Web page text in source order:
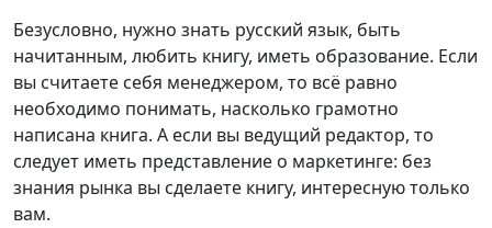
Безусловно, нужно знать русский язык, быть
начитанным, любить книгу, иметь образование. Если
вы считаете себя менеджером, то всё равно
необходимо понимать, насколько грамотно
написана книга. А если вы ведущий редактор, то
следует иметь представление о маркетинге: без
знания рынка вы сделаете книгу, интересную только
вам.